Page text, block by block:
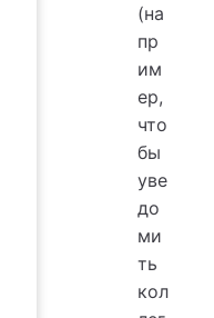
(на
пр
им
ер,
что
бы
уве
до
ми
ть
кол